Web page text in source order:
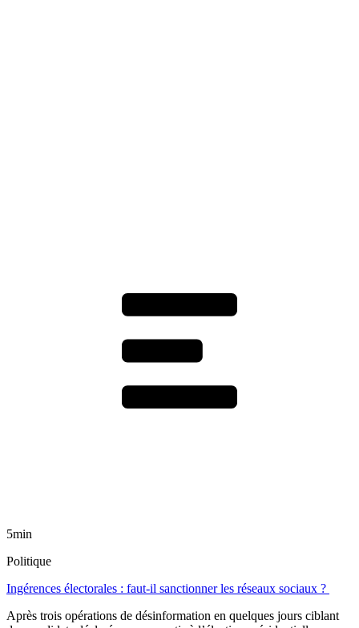
5min
Politique
Ingérences électorales : faut-il sanctionner les réseaux sociaux ?
Après trois opérations de désinformation en quelques jours ciblant